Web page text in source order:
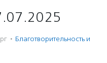
· Благотвори­тель­ность и